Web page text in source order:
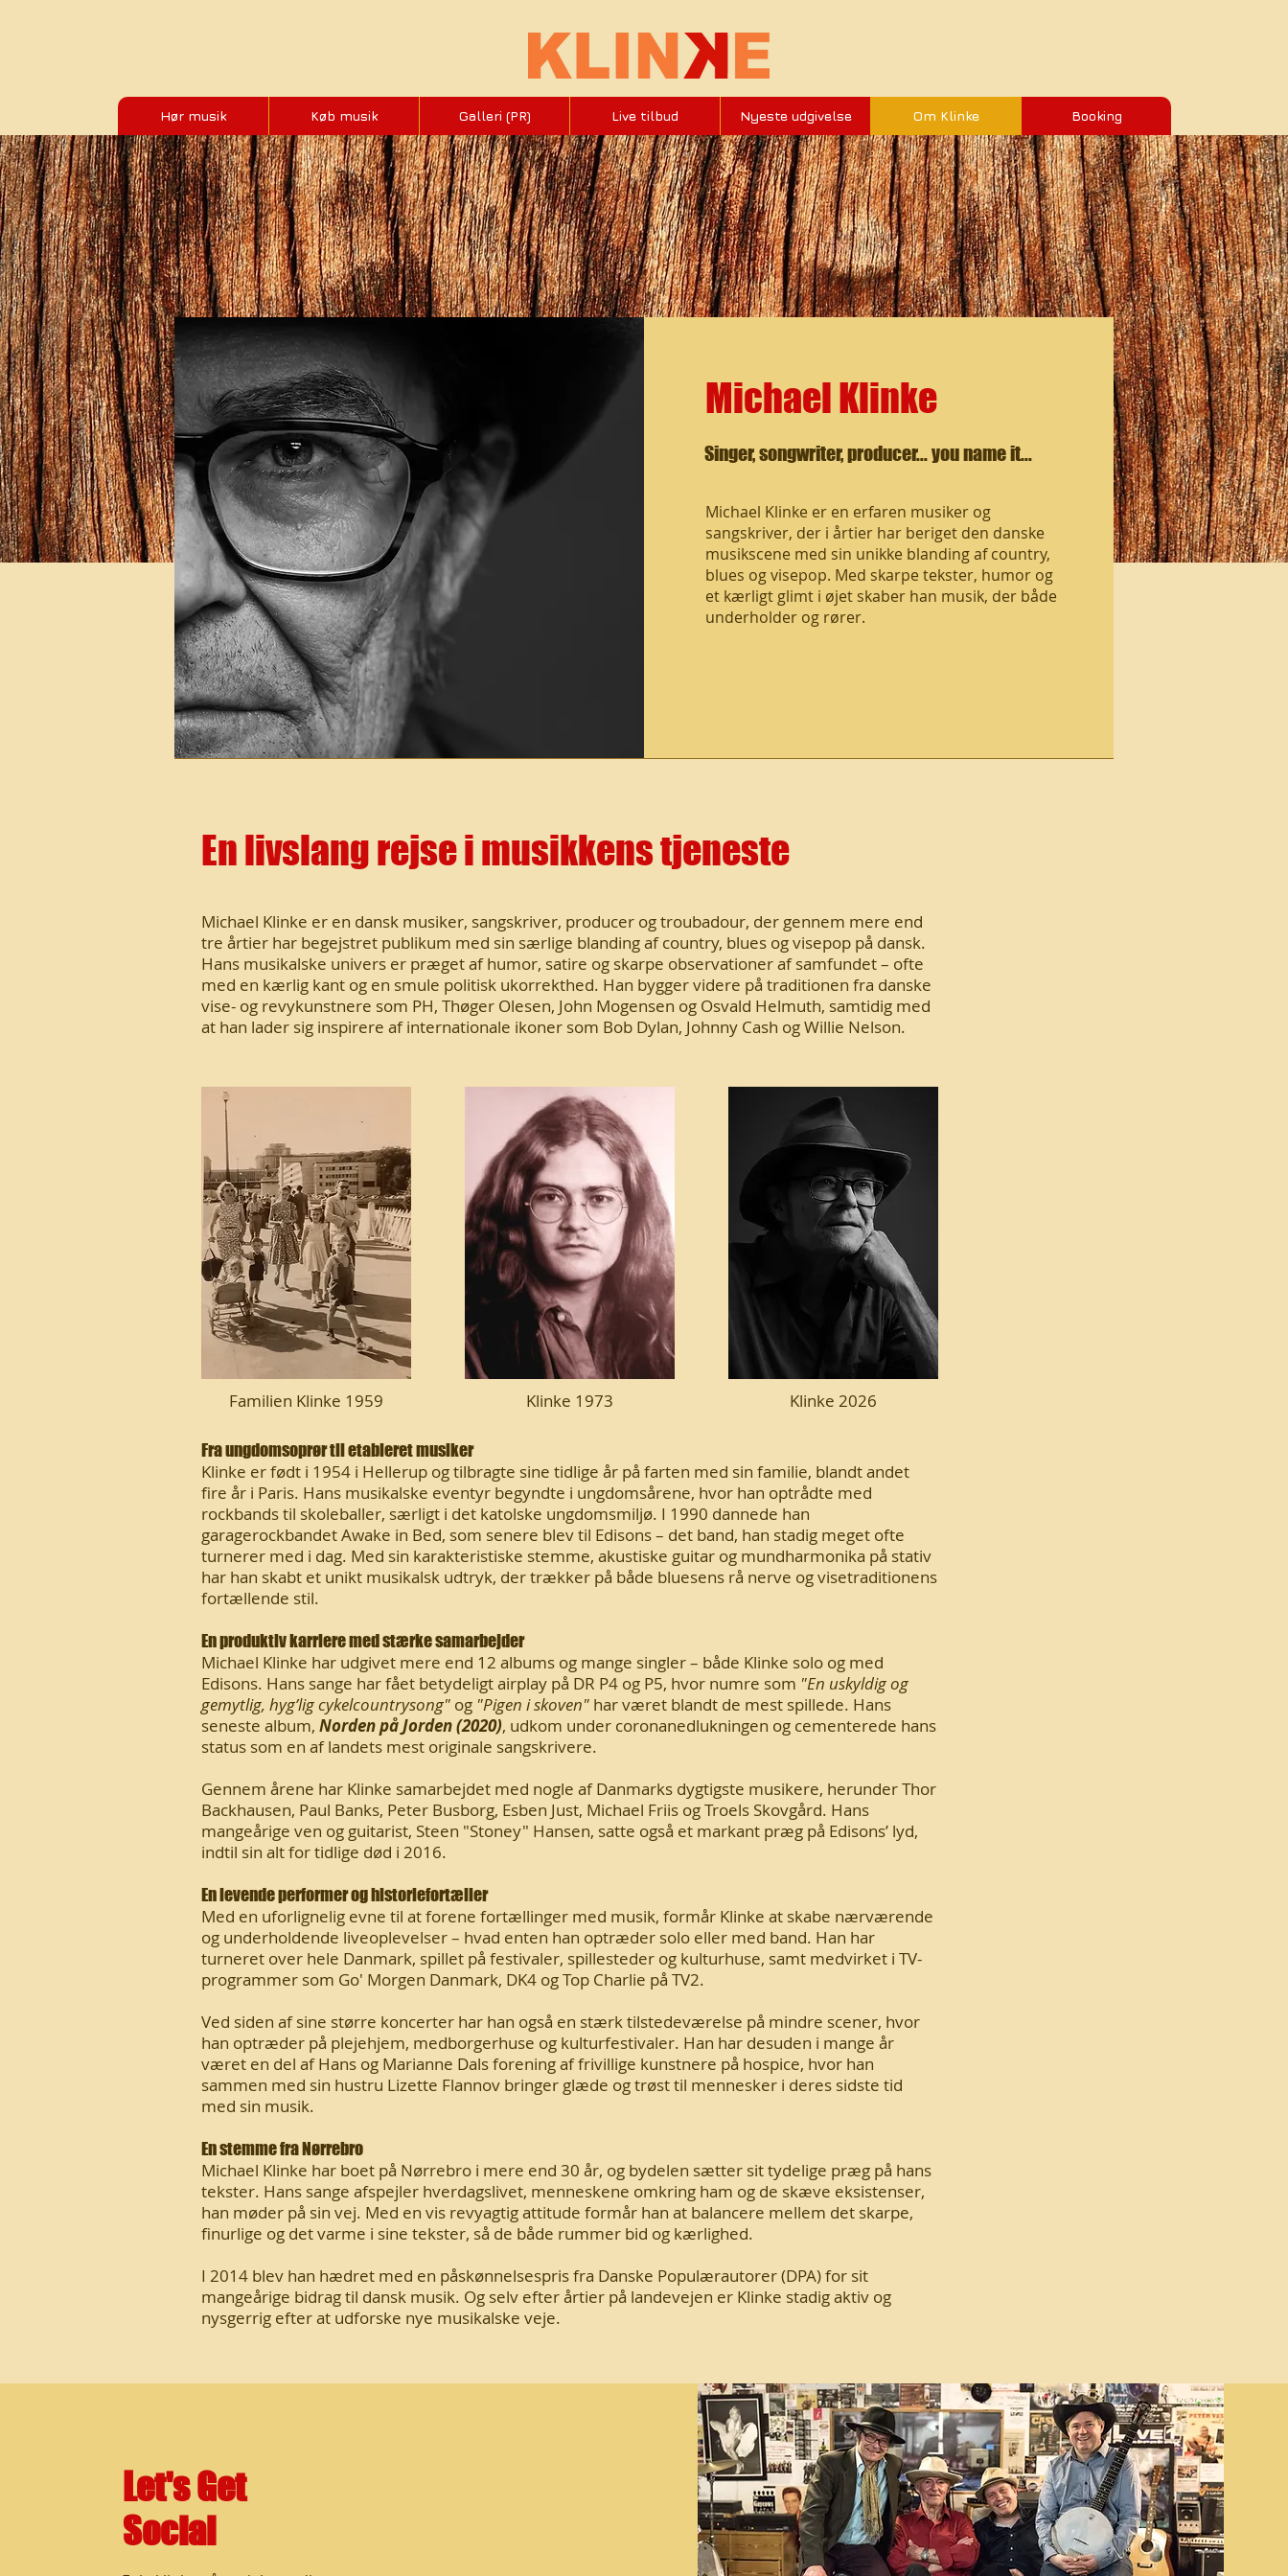
Hør musik Køb musik Galleri (PR) Live tilbud Nyeste udgivelse Om Klinke Booking
Michael Klinke
Singer, songwriter, producer... you name it...
Michael Klinke er en erfaren musiker og
sangskriver, der i årtier har beriget den danske
musikscene med sin unikke blanding af country,
blues og visepop. Med skarpe tekster, humor og
et kærligt glimt i øjet skaber han musik, der både
underholder og rører.
En livslang rejse i musikkens tjeneste
Michael Klinke er en dansk musiker, sangskriver, producer og troubadour, der gennem mere end
tre årtier har begejstret publikum med sin særlige blanding af country, blues og visepop på dansk.
Hans musikalske univers er præget af humor, satire og skarpe observationer af samfundet – ofte
med en kærlig kant og en smule politisk ukorrekthed. Han bygger videre på traditionen fra danske
vise- og revykunstnere som PH, Thøger Olesen, John Mogensen og Osvald Helmuth, samtidig med
at han lader sig inspirere af internationale ikoner som Bob Dylan, Johnny Cash og Willie Nelson.
Familien Klinke 1959 Klinke 1973 Klinke 2026
Fra ungdomsoprør til etableret musiker
Klinke er født i 1954 i Hellerup og tilbragte sine tidlige år på farten med sin familie, blandt andet
fire år i Paris. Hans musikalske eventyr begyndte i ungdomsårene, hvor han optrådte med
rockbands til skoleballer, særligt i det katolske ungdomsmiljø. I 1990 dannede han
garagerockbandet Awake in Bed, som senere blev til Edisons – det band, han stadig meget ofte
turnerer med i dag. Med sin karakteristiske stemme, akustiske guitar og mundharmonika på stativ
har han skabt et unikt musikalsk udtryk, der trækker på både bluesens rå nerve og visetraditionens
fortællende stil.
En produktiv karriere med stærke samarbejder
Michael Klinke har udgivet mere end 12 albums og mange singler – både Klinke solo og med
Edisons. Hans sange har fået betydeligt airplay på DR P4 og P5, hvor numre som "En uskyldig og
gemytlig, hyg’lig cykelcountrysong" og "Pigen i skoven" har været blandt de mest spillede. Hans
seneste album, Norden på Jorden (2020), udkom under coronanedlukningen og cementerede hans
status som en af landets mest originale sangskrivere.
Gennem årene har Klinke samarbejdet med nogle af Danmarks dygtigste musikere, herunder Thor
Backhausen, Paul Banks, Peter Busborg, Esben Just, Michael Friis og Troels Skovgård. Hans
mangeårige ven og guitarist, Steen "Stoney" Hansen, satte også et markant præg på Edisons’ lyd,
indtil sin alt for tidlige død i 2016.
En levende performer og historiefortæller
Med en uforlignelig evne til at forene fortællinger med musik, formår Klinke at skabe nærværende
og underholdende liveoplevelser – hvad enten han optræder solo eller med band. Han har
turneret over hele Danmark, spillet på festivaler, spillesteder og kulturhuse, samt medvirket i TV-
programmer som Go' Morgen Danmark, DK4 og Top Charlie på TV2.
Ved siden af sine større koncerter har han også en stærk tilstedeværelse på mindre scener, hvor
han optræder på plejehjem, medborgerhuse og kulturfestivaler. Han har desuden i mange år
været en del af Hans og Marianne Dals forening af frivillige kunstnere på hospice, hvor han
sammen med sin hustru Lizette Flannov bringer glæde og trøst til mennesker i deres sidste tid
med sin musik.
En stemme fra Nørrebro
Michael Klinke har boet på Nørrebro i mere end 30 år, og bydelen sætter sit tydelige præg på hans
tekster. Hans sange afspejler hverdagslivet, menneskene omkring ham og de skæve eksistenser,
han møder på sin vej. Med en vis revyagtig attitude formår han at balancere mellem det skarpe,
finurlige og det varme i sine tekster, så de både rummer bid og kærlighed.
I 2014 blev han hædret med en påskønnelsespris fra Danske Populærautorer (DPA) for sit
mangeårige bidrag til dansk musik. Og selv efter årtier på landevejen er Klinke stadig aktiv og
nysgerrig efter at udforske nye musikalske veje.
Let's Get
Social